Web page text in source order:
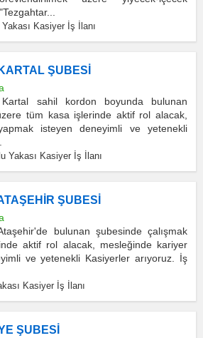
Kasiyer İş İlanı
ŞUBESİ
sahil kordon boyunda bulunan
tüm kasa işlerinde aktif rol alacak,
isteyen deneyimli ve yetenekli
Yakası Kasiyer İş İlanı
ŞUBESİ
bulunan şubesinde çalışmak
aktif rol alacak, mesleğinde kariyer
ve yetenekli Kasiyerler arıyoruz. İş
Kasiyer İş İlanı
ŞUBESİ